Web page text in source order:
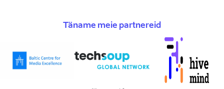
Täname meie partnereid